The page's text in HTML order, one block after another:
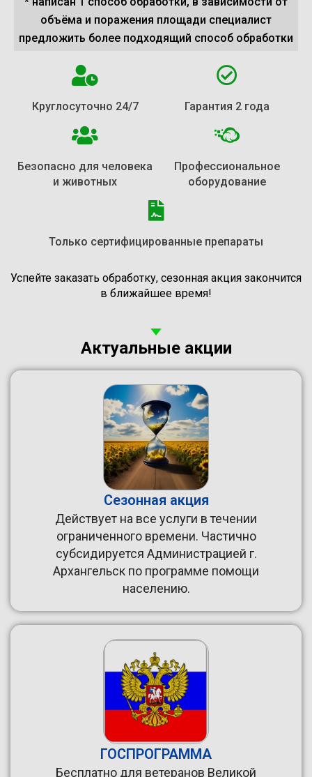
объёма и поражения площади специалист
предложить более подходящий способ обработки
Круглосуточно 24/7 Гарантия 2 года
Безопасно для человека
и животных
Профессиональное
оборудование
Только сертифицированные препараты
Успейте заказать обработку, сезонная акция закончится
в ближайшее время!
Актуальные акции
Сезонная акция
Действует на все услуги в течении
ограниченного времени. Частично
субсидируется Администрацией г.
Архангельск по программе помощи
населению.
ГОСПРОГРАММА
Бесплатно для ветеранов Великой